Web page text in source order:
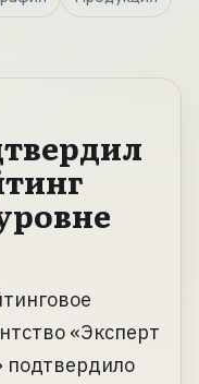
«Эксперт
подтвердило